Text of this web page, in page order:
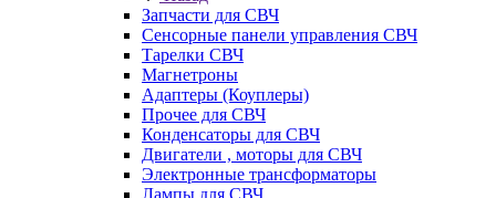
Запчасти для СВЧ
Сенсорные панели управления СВЧ
Тарелки СВЧ
Магнетроны
Адаптеры (Коуплеры)
Прочее для СВЧ
Конденсаторы для СВЧ
Двигатели , моторы для СВЧ
Электронные трансформаторы
Лампы для СВЧ